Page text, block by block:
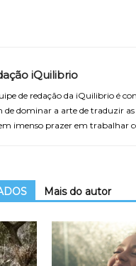
iQuilibrio
de redação da iQuilibrio é
de dominar a arte de traduzir
imenso prazer em trabalhar
Mais do autor